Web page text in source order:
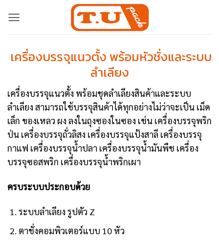
เครื่องบรรจุแนวตั้ง พร้อมหัวชั่งและระบบ
ลำเลียง
เครื่องบรรจุแนวตั้ง พร้อมชุดลำเลียงสินค้าและระบบ
ลำเลียง สามารถใช้บรรจุสินค้าได้ทุกอย่างไม่ว่าจะเป็น เม็ด
เล็ก ของเหลว ผง ลงในถุงซองในซอง เช่น เครื่องบรรจุพริก
ป่น เครื่องบรรจุถั่วลิสง เครื่องบรรจุแป้งสาลี เครื่องบรรจุ
กาแฟ เครื่องบรรจุน้ำปลา เครื่องบรรจุน้ำมันพืช เครื่อง
บรรจุซอสพริก เครื่องบรรจุน้ำพริกเผา
ครบระบบประกอบด้วย
ระบบลำเลียง รูปตัว Z
ตาชั่งคอมพิวเตอร์แบบ 10 หัว